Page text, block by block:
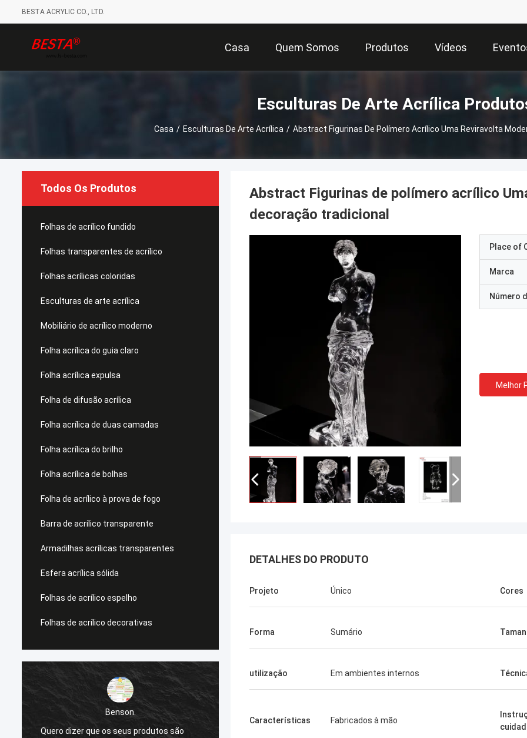
BESTA ACRYLIC CO., LTD.
Casa Quem Somos Produtos Vídeos
Esculturas De Arte Acrílica
Casa / Esculturas De Arte Acrílica / Abstract Figurinas De Polímero Acrílico Uma Reviravolta
Todos Os Produtos
Folhas de acrílico fundido
Folhas transparentes de acrílico
Folhas acrílicas coloridas
Esculturas de arte acrílica
Mobiliário de acrílico moderno
Folha acrílica do guia claro
Folha acrílica expulsa
Folha de difusão acrílica
Folha acrílica de duas camadas
Folha acrílica do brilho
Folha acrílica de bolhas
Folha de acrílico à prova de fogo
Barra de acrílico transparente
Armadilhas acrílicas transparentes
Esfera acrílica sólida
Folhas de acrílico espelho
Folhas de acrílico decorativas
Benson.
Quero dizer que os seus produtos são
Abstract Figurinas de polímero acrílico
decoração tradicional
Place of
Marca
Número
Melhor
DETALHES DO PRODUTO
Projeto Único Cores
Forma Sumário
utilização Em ambientes internos
Características Fabricados à mão